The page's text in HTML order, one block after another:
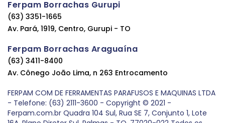
Ferpam Borrachas Gurupi
(63) 3351-1665
Av. Pará, 1919, Centro, Gurupi - TO
Ferpam Borrachas Araguaína
(63) 3411-8400
Av. Cônego João Lima, n 263 Entrocamento
FERPAM COM DE FERRAMENTAS PARAFUSOS E MAQUINAS LTDA
- Telefone: (63) 2111-3600 - Copyright © 2021 -
Ferpam.com.br Quadra 104 Sul, Rua SE 7, Conjunto 1, Lote